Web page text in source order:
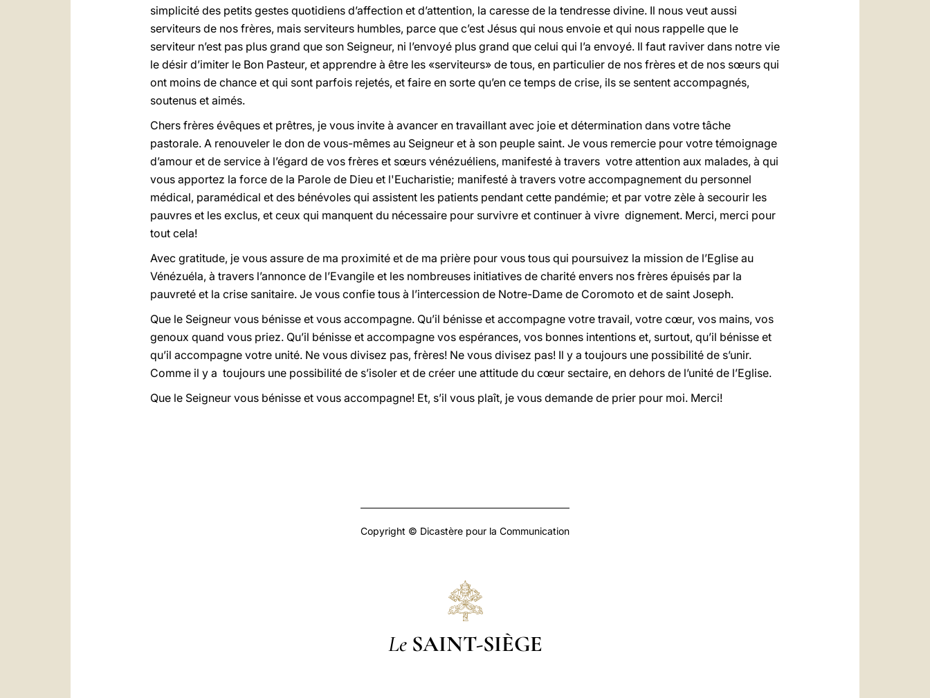
simplicité des petits gestes quotidiens d’affection et d’attention, la caresse de la tendresse divine. Il nous veut aussi
serviteurs de nos frères, mais serviteurs humbles, parce que c’est Jésus qui nous envoie et qui nous rappelle que le
serviteur n’est pas plus grand que son Seigneur, ni l’envoyé plus grand que celui qui l’a envoyé. Il faut raviver dans notre vie
le désir d’imiter le Bon Pasteur, et apprendre à être les «serviteurs» de tous, en particulier de nos frères et de nos sœurs qui
ont moins de chance et qui sont parfois rejetés, et faire en sorte qu’en ce temps de crise, ils se sentent accompagnés,
soutenus et aimés.
Chers frères évêques et prêtres, je vous invite à avancer en travaillant avec joie et détermination dans votre tâche
pastorale. A renouveler le don de vous-mêmes au Seigneur et à son peuple saint. Je vous remercie pour votre témoignage
d’amour et de service à l’égard de vos frères et sœurs vénézuéliens, manifesté à travers votre attention aux malades, à qui
vous apportez la force de la Parole de Dieu et l'Eucharistie; manifesté à travers votre accompagnement du personnel
médical, paramédical et des bénévoles qui assistent les patients pendant cette pandémie; et par votre zèle à secourir les
pauvres et les exclus, et ceux qui manquent du nécessaire pour survivre et continuer à vivre dignement. Merci, merci pour
tout cela!
Avec gratitude, je vous assure de ma proximité et de ma prière pour vous tous qui poursuivez la mission de l’Eglise au
Vénézuéla, à travers l’annonce de l’Evangile et les nombreuses initiatives de charité envers nos frères épuisés par la
pauvreté et la crise sanitaire. Je vous confie tous à l’intercession de Notre-Dame de Coromoto et de saint Joseph.
Que le Seigneur vous bénisse et vous accompagne. Qu’il bénisse et accompagne votre travail, votre cœur, vos mains, vos
genoux quand vous priez. Qu’il bénisse et accompagne vos espérances, vos bonnes intentions et, surtout, qu’il bénisse et
qu’il accompagne votre unité. Ne vous divisez pas, frères! Ne vous divisez pas! Il y a toujours une possibilité de s’unir.
Comme il y a toujours une possibilité de s’isoler et de créer une attitude du cœur sectaire, en dehors de l’unité de l’Eglise.
Que le Seigneur vous bénisse et vous accompagne! Et, s’il vous plaît, je vous demande de prier pour moi. Merci!
Copyright © Dicastère pour la Communication
Le SAINT-SIÈGE